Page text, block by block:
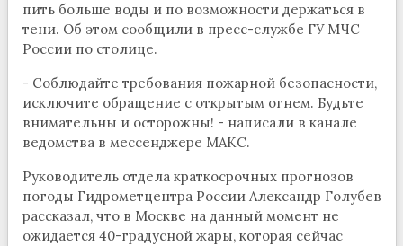
пить больше воды и по возможности держаться в
тени. Об этом сообщили в пресс-службе ГУ МЧС
России по столице.
- Соблюдайте требования пожарной безопасности,
исключите обращение с открытым огнем. Будьте
внимательны и осторожны! - написали в канале
ведомства в мессенджере МАКС.
Руководитель отдела краткосрочных прогнозов
погоды Гидрометцентра России Александр Голубев
рассказал, что в Москве на данный момент не
ожидается 40-градусной жары, которая сейчас